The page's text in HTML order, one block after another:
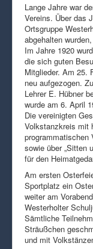
Lange Jahre war
Vereins. Über das
Ortsgruppe
abgehalten
Im Jahre 1920
die sich guten
Mitglieder. Am 25.
neu aufgezogen.
Lehrer E. Hübner
wurde am 6. April
Die vereinigten
Volkstanzkreis mit
programmatischen
sowie über „Sitten
für den
Am ersten
Sportplatz ein
weiter am
Westerholter
Sämtliche
Sträußchen
und mit